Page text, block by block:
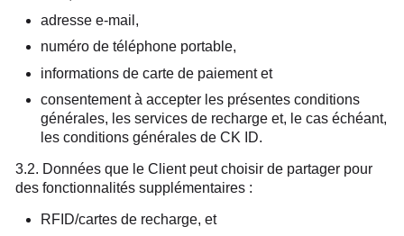
adresse e-mail,
numéro de téléphone portable,
informations de carte de paiement et
consentement à accepter les présentes conditions
générales, les services de recharge et, le cas échéant,
les conditions générales de CK ID.
3.2. Données que le Client peut choisir de partager pour
des fonctionnalités supplémentaires :
RFID/cartes de recharge, et